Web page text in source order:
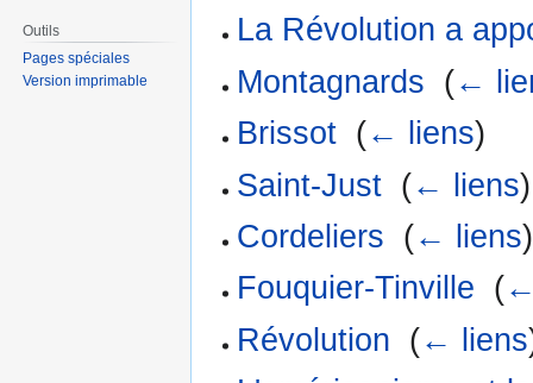
La Révolution a
Montagnards (←
Brissot (← liens)
Saint-Just (← liens)
Cordeliers (← liens)
Fouquier-Tinville (
Révolution (← liens
Outils
Pages spéciales
Version imprimable